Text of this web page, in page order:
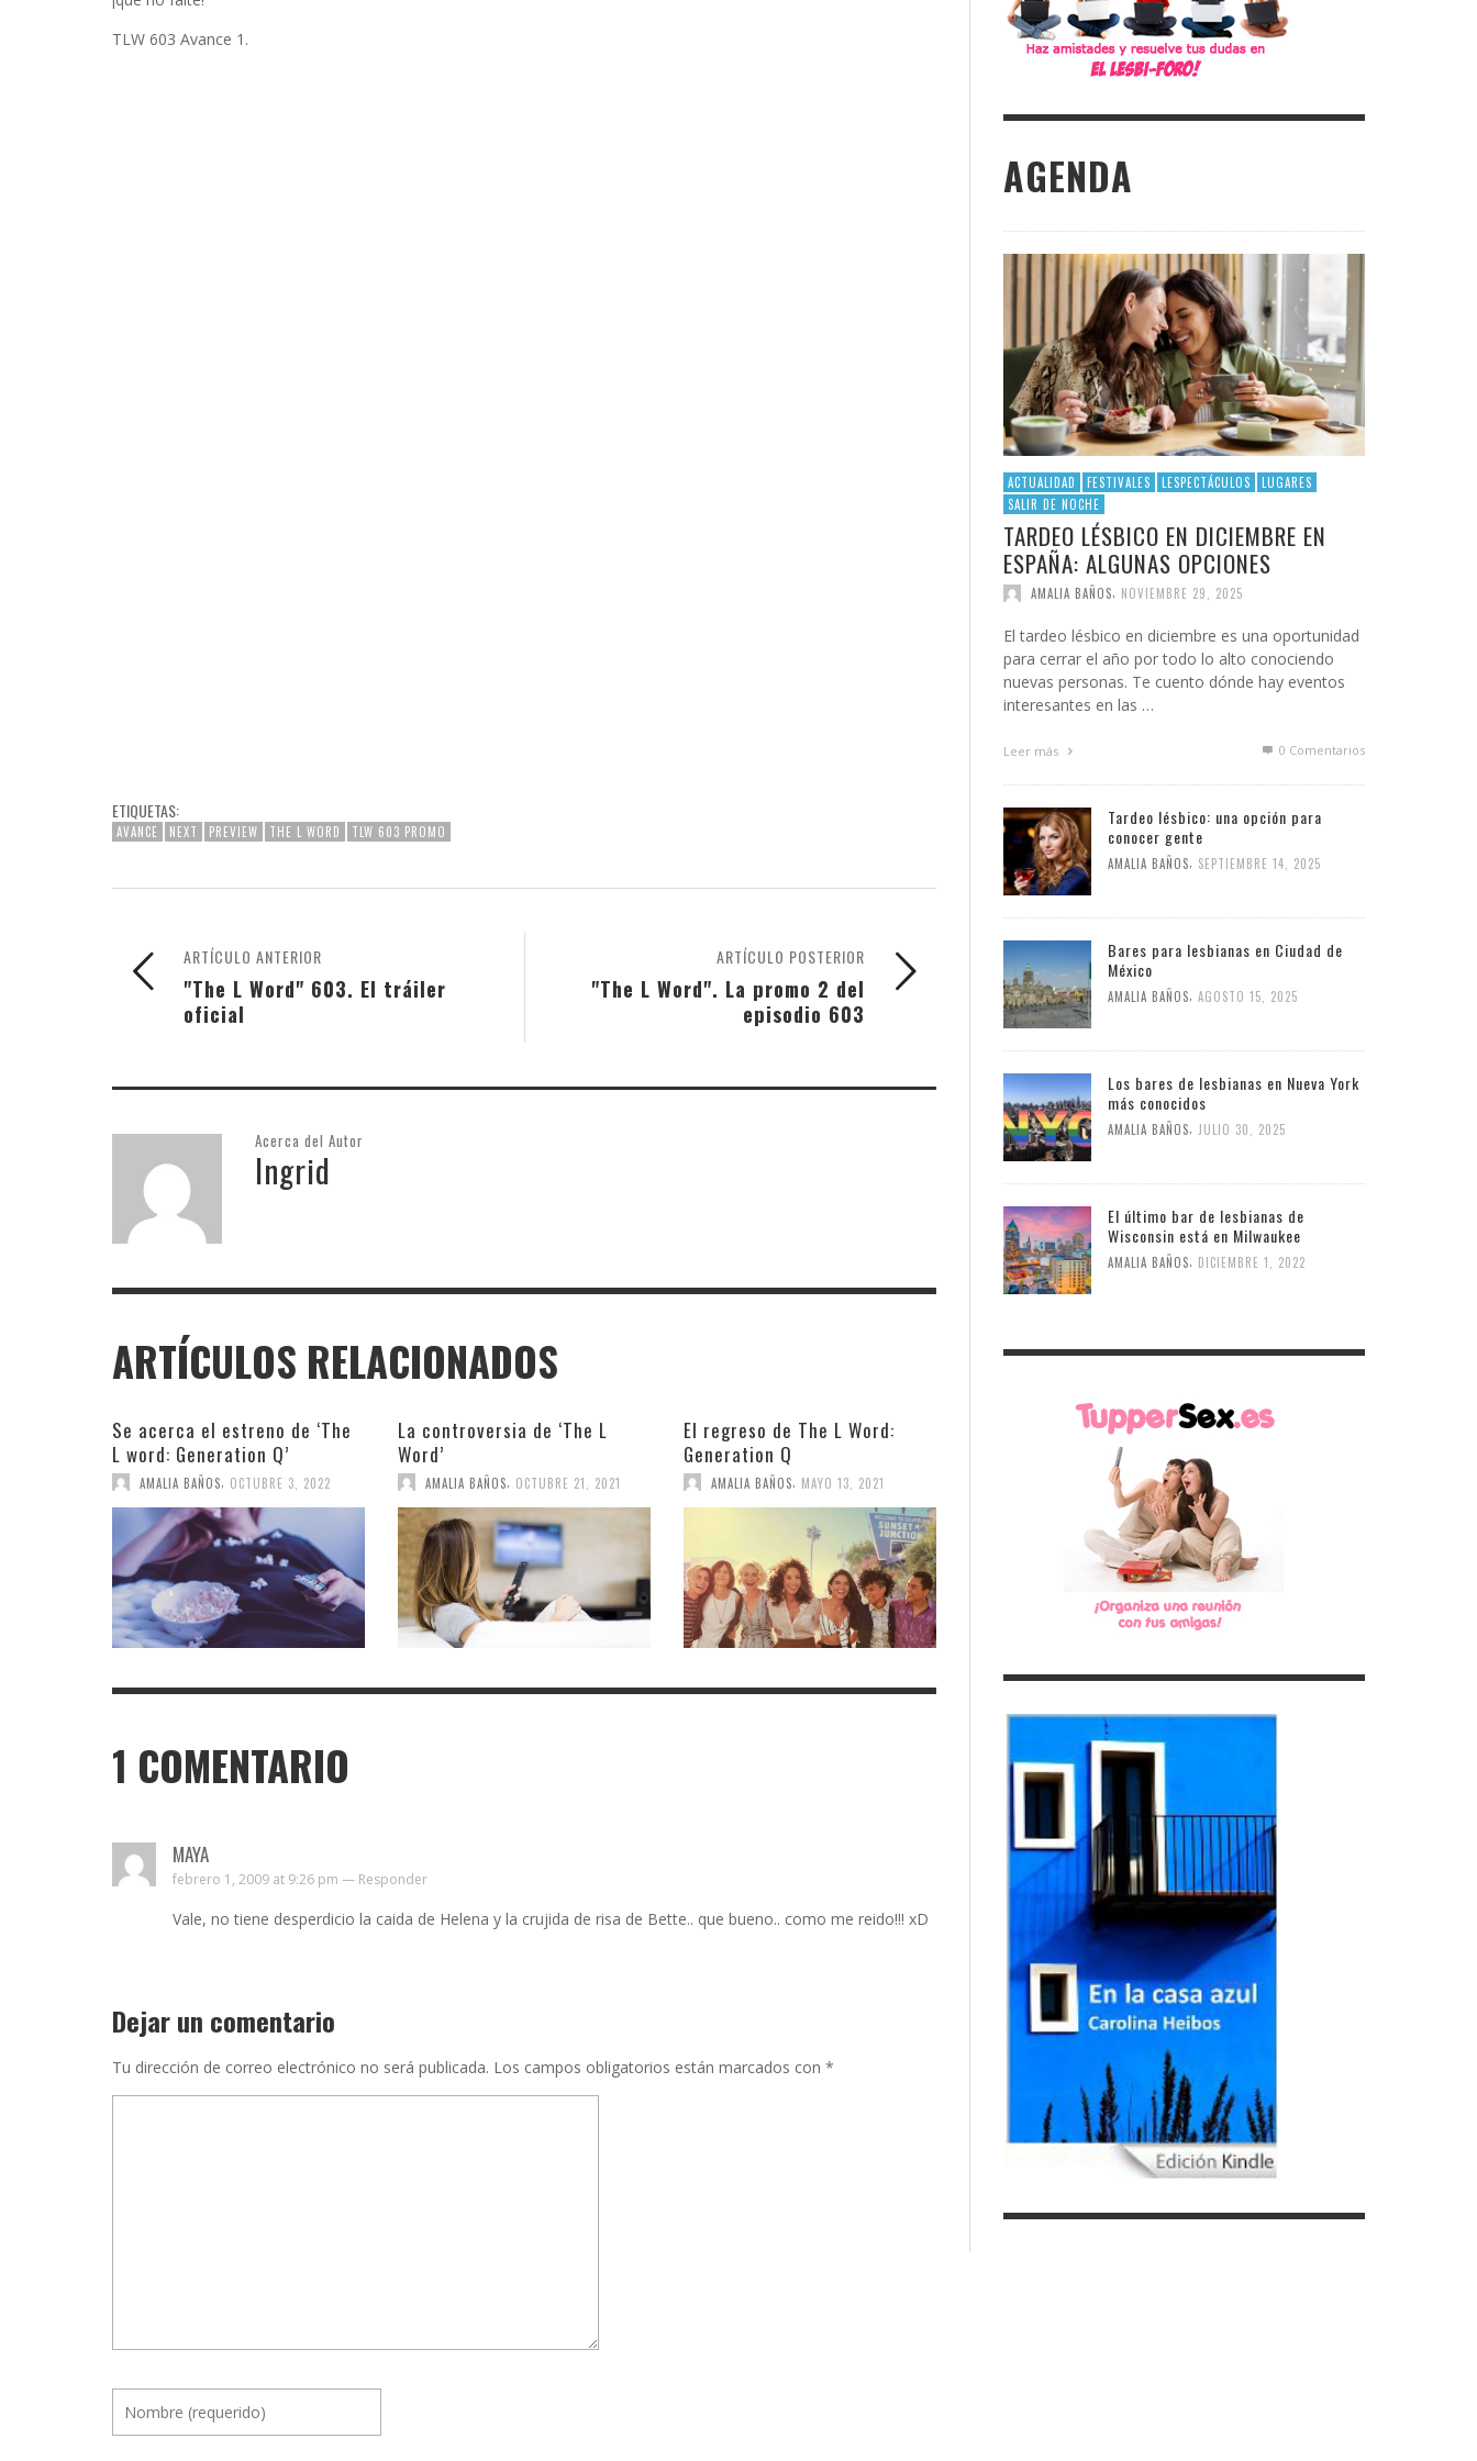
INFIELES
TLW 603 Avance 1.
ETIQUETAS:
AVANCE NEXT PREVIEW THE L WORD TLW 603 PROMO
ARTÍCULO POSTERIOR
"The L Word". La promo 2 del
episodio 603
ARTÍCULO ANTERIOR
"The L Word" 603. El tráiler
oficial
Acerca del Autor
Ingrid
ARTÍCULOS RELACIONADOS
Se acerca el estreno de ‘The
L word: Generation Q’
AMALIA BAÑOS OCTUBRE 3, 2022
La controversia de ‘The L
Word’
AMALIA BAÑOS OCTUBRE 21, 2021
El regreso de The L Word:
Generation Q
AMALIA BAÑOS MAYO 13, 2021
1 COMENTARIO
MAYA
febrero 1, 2009 at 9:26 pm — Responder
Vale, no tiene desperdicio la caida de Helena y la crujida de risa de Bette.. que bueno.. como me reido!!! xD
Dejar un comentario
Tu dirección de correo electrónico no será publicada. Los campos obligatorios están marcados con *
AGENDA
ACTUALIDAD FESTIVALES LESPECTÁCULOS
LUGARES
SALIR DE NOCHE
TARDEO LÉSBICO EN DICIEMBRE EN
ESPAÑA: ALGUNAS OPCIONES
AMALIA BAÑOS, NOVIEMBRE 29, 2025
El tardeo lésbico en diciembre es una oportunidad
para cerrar el año por todo lo alto conociendo
nuevas personas. Te cuento dónde hay eventos
interesantes en las …
Leer más 0 Comentarios
Tardeo lésbico: una opción para
conocer gente
AMALIA BAÑOS SEPTIEMBRE 14, 2025
Bares para lesbianas en Ciudad de
México
AMALIA BAÑOS AGOSTO 15, 2025
Los bares de lesbianas en Nueva York
más conocidos
AMALIA BAÑOS JULIO 30, 2025
El último bar de lesbianas de
Wisconsin está en Milwaukee
AMALIA BAÑOS DICIEMBRE 1, 2022